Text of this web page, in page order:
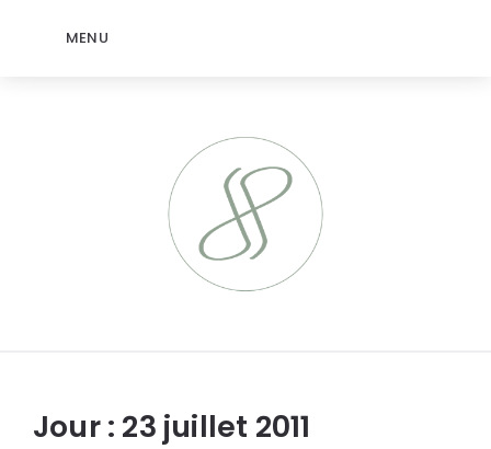
MENU
Jour : 23 juillet 2011